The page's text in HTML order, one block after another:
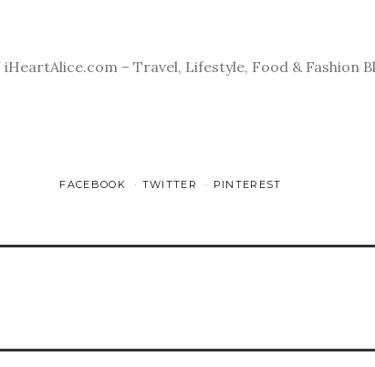
– Travel, Lifestyle, Food & Fashion
FACEBOOK TWITTER PINTEREST